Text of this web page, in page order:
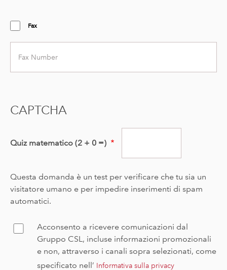
Fax
Fax
CAPTCHA
Quiz matematico (2 + 0 =)
Questa domanda è un test per verificare che tu sia un
visitatore umano e per impedire inserimenti di spam
automatici.
ConfirmAcconsento a ricevere comunicazioni dal
Gruppo CSL, incluse informazioni promozionali
e non, attraverso i canali sopra selezionati, come
specificato nell’ Informativa sulla privacy